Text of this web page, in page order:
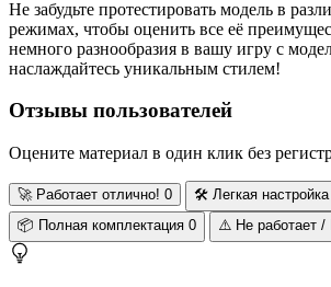
Не забудьте протестировать модель в
режимах, чтобы оценить все её
немного разнообразия в вашу игру с
наслаждайтесь уникальным стилем!
Отзывы пользователей
Оцените материал в один клик без
🚀Работает отлично! 0 🛠️ Легкая настройка
📦 Полная комплектация 0 ⚠️ Не работает